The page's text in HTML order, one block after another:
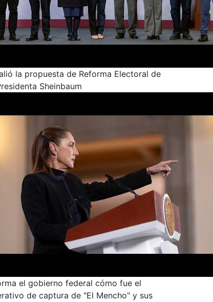
la propuesta de Reforma Electoral de
Sheinbaum
el gobierno federal cómo fue el
de captura de "El Mencho" y sus